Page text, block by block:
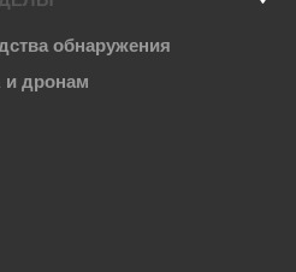
обнаружения
и дронам